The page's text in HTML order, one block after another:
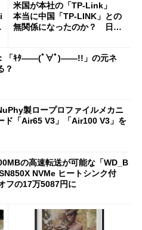
米国が本社の「TP-Link」
本当に中国「TP-LINK」との
無関係になったのか？ 日本
「ｷﾀ――(ﾟ∀ﾟ)――!!」の元ネ
？
製ロープロファイルメカニ
ド「Air65 V3」「Air100 V3」を
の高速転送が可能な「WD_B
NVMe ヒートシンク付
フの17万5087円に